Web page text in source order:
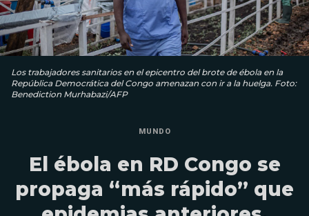
Los trabajadores sanitarios en el epicentro del brote de ébola en la
República Democrática del Congo amenazan con ir a la huelga. Foto:
Benediction Murhabazi/AFP
MUNDO
El ébola en RD Congo se
propaga “más rápido” que